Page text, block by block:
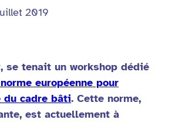
2019
se tenait un workshop dédié
européenne pour
du cadre bâti. Cette norme,
est actuellement à